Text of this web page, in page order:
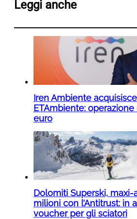
Leggi anche
Iren Ambiente
ETAmbiente:
euro
Dolomiti Superski, maxi-
milioni con l’Antitrust: in
voucher per gli sciatori